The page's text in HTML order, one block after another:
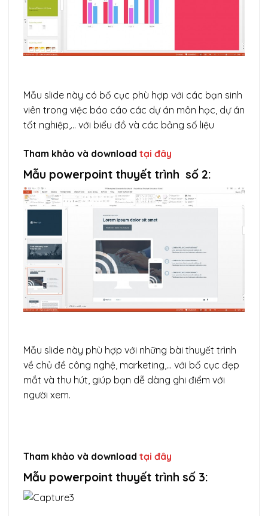
Mẫu slide này có bố cục phù hợp với các bạn sinh
viên trong việc báo cáo các dự án môn học, dự án
tốt nghiệp,… với biểu đồ và các bảng số liệu
Tham khảo và download tại đây
Mẫu powerpoint thuyết trình số 2:
Mẫu slide này phù hợp với những bài thuyết trình
về chủ đề công nghệ, marketing,… với bố cục đẹp
mắt và thu hút, giúp bạn dễ dàng ghi điểm với
người xem.
Tham khảo và download tại đây
Mẫu powerpoint thuyết trình số 3: